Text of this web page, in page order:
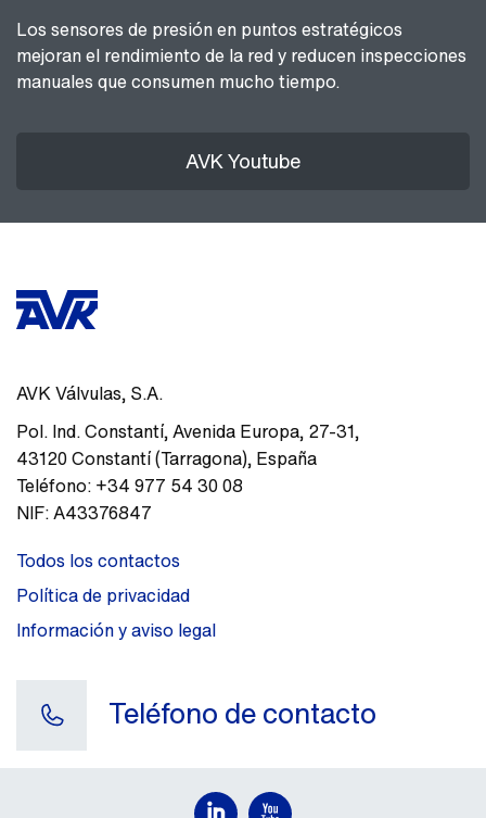
Los sensores de presión en puntos estratégicos
mejoran el rendimiento de la red y reducen inspecciones
manuales que consumen mucho tiempo.
AVK Youtube
AVK Válvulas, S.A.
Pol. Ind. Constantí, Avenida Europa, 27-31,
43120Constantí (Tarragona), España
Teléfono: +34 977 54 30 08
NIF:A43376847
Todos los contactos
Política de privacidad
Información y aviso legal
Teléfono de contacto